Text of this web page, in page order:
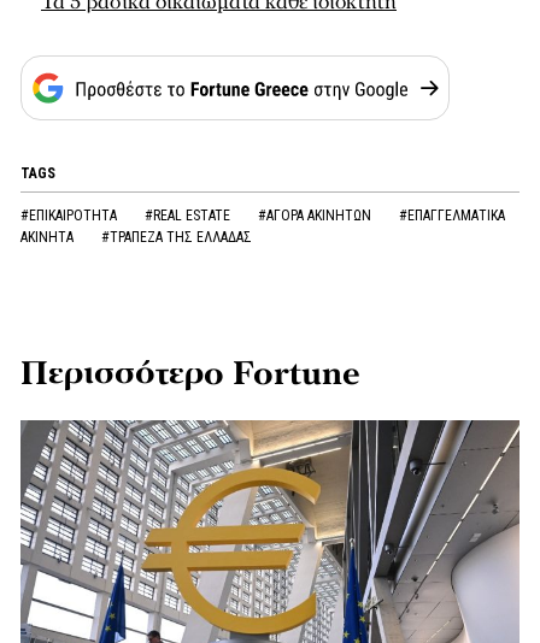
TAGS
#ΕΠΙΚΑΙΡΟΤΗΤΑ #REAL ESTATE #ΑΓΟΡΑ ΑΚΙΝΗΤΩΝ
#ΕΠΑΓΓΕΛΜΑΤΙΚΑ
ΑΚΙΝΗΤΑ
#ΤΡΑΠΕΖΑ ΤΗΣ ΕΛΛΑΔΑΣ
Περισσότερο Fortune